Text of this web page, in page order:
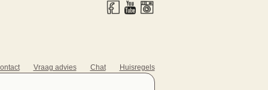
Vraag advies Chat Huisregels